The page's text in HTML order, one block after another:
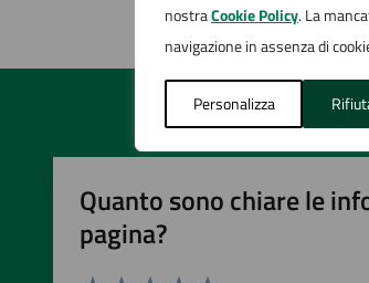
nostraCookie Policy. La
navigazione in assenza di
Personalizza
Quanto sono chiare le
pagina?